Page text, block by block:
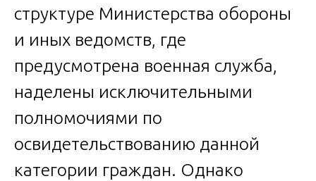
структуре Министерства обороны
и иных ведомств, где
предусмотрена военная служба,
наделены исключительными
полномочиями по
освидетельствованию данной
категории граждан. Однако